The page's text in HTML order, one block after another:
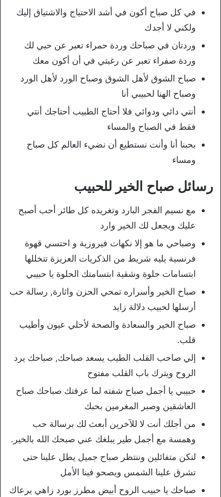
في كل صباح أكون في أشد الاحتياج والاشتياق إليك
ولكني لا أجدك
وردتان في صباحك وردة حمراء تعبر عن حبي لك
وردة صفراء تعبر عن رغبتي في أن أكون معك
صباح الشوق لأهل الشوق وصباح الورد لأهل الورد
وصباح الهنا لحبيبي أنا
أنتي دائي ودوائي فلا أحتاج الطبيب أحتاجك أنتي
فقط في الصباح والمساء
بحبنا أنا وأنت نستطيع أن نضيء العالم كل صباح
ومساء
رسائل صباح الخير للحبيب
مع نسيم الفجر البارد وتغريده كل طائر أحب أصبح
عليك ويجعل لك الخير وارد
وصباحي ما هو إلا نكهات فيروزية و احتسي قهوة
فرنسية يليه شريط من الذكريات العزيزة تتخللها
ابتسامات حلوة وشقية ابتسامتك الحلوة يا حبيبي
صباح الخير وأسراره تمحي الحزن واثارة, رسالة حب
أرسلها لحبيب دلالة زايد
صباح الخير والسعادة والصحة لأحلي عيون وأطيب
قلب.
إلي صاحب القلب الطيب يسعد صباحك, صباحك يرد
الروح ويترك باب القلب مفتوح
حبيبي يا أجمل صباح شفته لما عرفتك صباحك صباح
العاشقين وصبر المغرمين بحبك
من أجلك أنت لا للآخرين أبعث لك برسالة حب
وهمسة مع أجمل طير يبلغك عني صبحك الله بالخير.
لنكن متفائلين وننتظر صباح جميل يطل علينا حتى
تشرق علينا الشمس ويصحو فينا الأمل
صباحك يا حبيب الروح أبيض مطرز بورد زاهي يرعاك